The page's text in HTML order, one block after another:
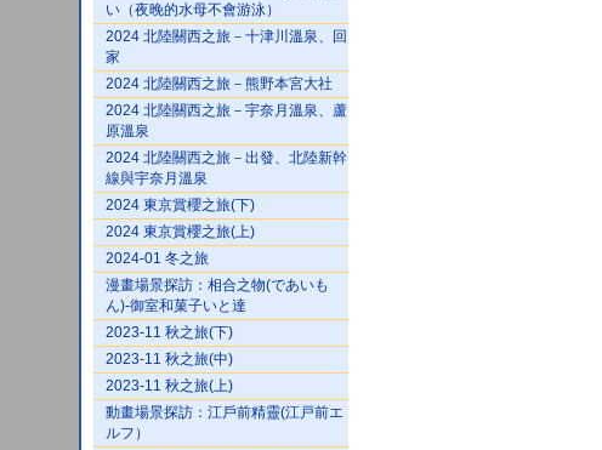
い（夜晚的水母不會游泳）
2024 北陸關西之旅－十津川溫泉、回
家
2024 北陸關西之旅－熊野本宮大社
2024 北陸關西之旅－宇奈月溫泉、蘆
原溫泉
2024 北陸關西之旅－出發、北陸新幹
線與宇奈月溫泉
2024 東京賞櫻之旅(下)
2024 東京賞櫻之旅(上)
2024-01 冬之旅
漫畫場景探訪：相合之物(であいも
ん)-御室和菓子いと達
2023-11 秋之旅(下)
2023-11 秋之旅(中)
2023-11 秋之旅(上)
動畫場景探訪：江戶前精靈(江戸前エ
ルフ）